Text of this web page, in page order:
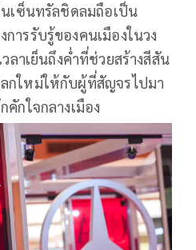
นเซ็นทรัลชิดลมถือเป็น
ารรับรู้ของคนเมืองในวง
ลาเย็นถึงค่ำที่ช่วยสร้างสีสัน
กใหม่ให้กับผู้ที่สัญจรไปมา
กใจกลางเมือง